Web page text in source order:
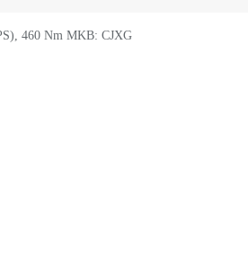
460 Nm MKB: CJXG